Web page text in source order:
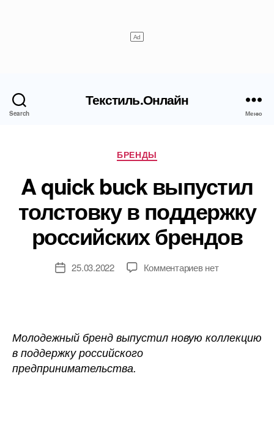
Search
Текстиль.Онлайн
Меню
Рубрики
БРЕНДЫ
A quick buck выпустил
толстовку в поддержку
российских брендов
Дата25.03.2022 Комментариевк
выпустил
нет
Молодежный бренд выпустил новую коллекцию
в поддержку российского
предпринимательства.